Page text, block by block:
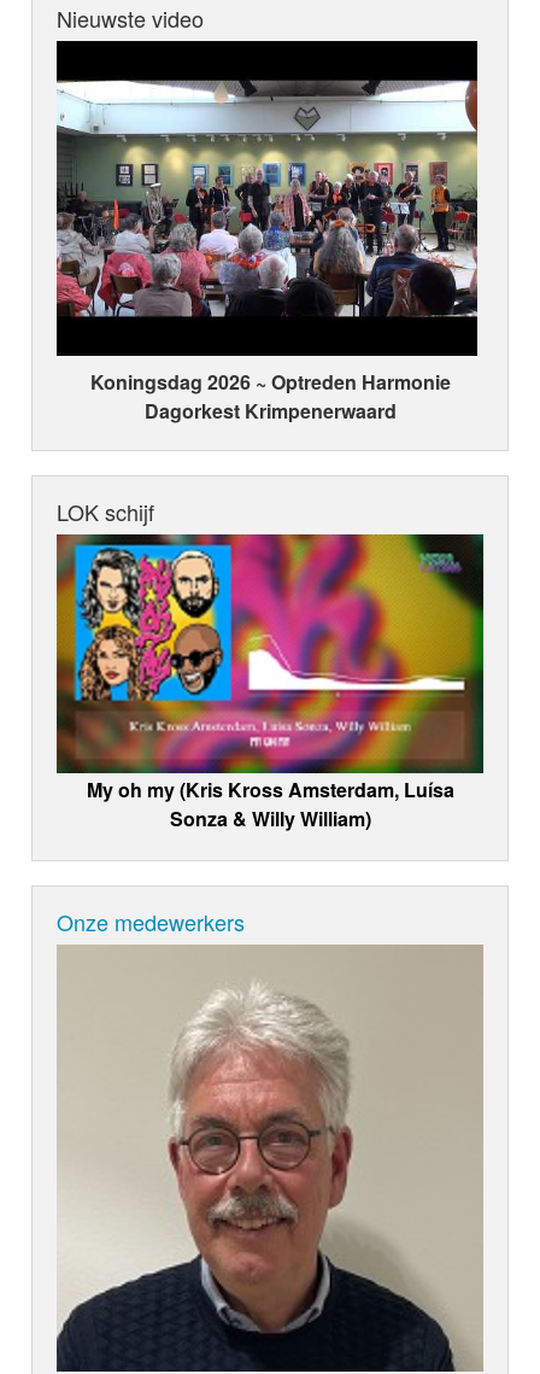
Nieuwste video
Koningsdag 2026 ~ Optreden Harmonie
Dagorkest Krimpenerwaard
LOK schijf
My oh my (Kris Kross Amsterdam, Luísa
Sonza & Willy William)
Onze medewerkers